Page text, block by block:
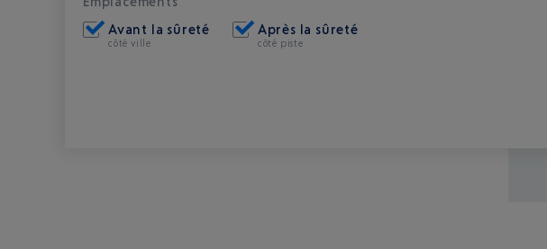
Avant la sûreté
côté ville
Après la sûreté
côté piste